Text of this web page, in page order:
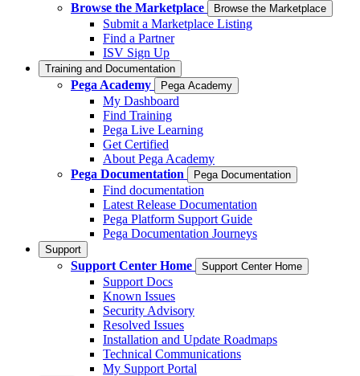
Browse the Marketplace
Browse the Marketplace
Submit a Marketplace Listing
Find a Partner
ISV Sign Up
Training and Documentation
Pega Academy Pega Academy
My Dashboard
Find Training
Pega Live Learning
Get Certified
About Pega Academy
Pega Documentation
Pega Documentation
Find documentation
Latest Release Documentation
Pega Platform Support Guide
Pega Documentation Journeys
Support
Support Center Home Support Center Home
Support Docs
Known Issues
Security Advisory
Resolved Issues
Installation and Update Roadmaps
Technical Communications
My Support Portal